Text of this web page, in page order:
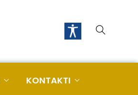
KONTAKTI